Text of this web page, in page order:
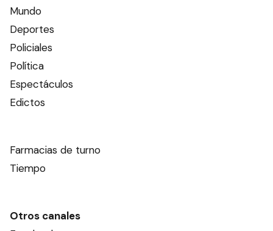
Mundo
Deportes
Policiales
Política
Espectáculos
Edictos
Farmacias de turno
Tiempo
Otros canales